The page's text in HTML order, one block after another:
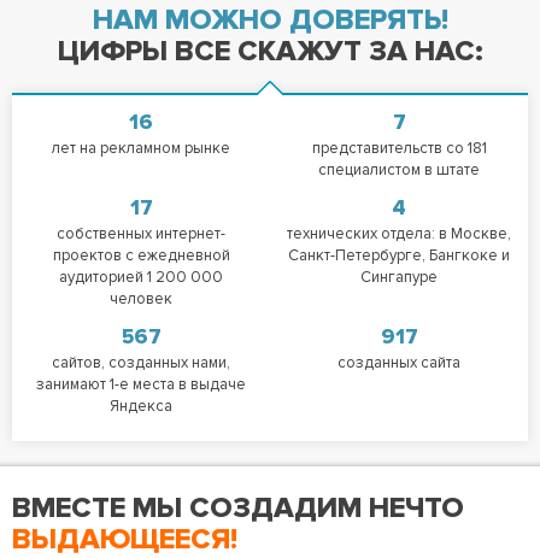
НАМ МОЖНО ДОВЕРЯТЬ!
ЦИФРЫ ВСЕ СКАЖУТ ЗА НАС:
16
лет на рекламном рынке
7
представительств со 181
специалистом в штате
17
собственных интернет-
проектов с ежедневной
аудиторией 1 200 000
человек
4
технических отдела: в Москве,
Санкт-Петербурге, Бангкоке и
Сингапуре
567
сайтов, созданных нами,
занимают 1-е места в выдаче
Яндекса
917
созданных сайта
ВМЕСТЕ МЫ СОЗДАДИМ НЕЧТО
ВЫДАЮЩЕЕСЯ!